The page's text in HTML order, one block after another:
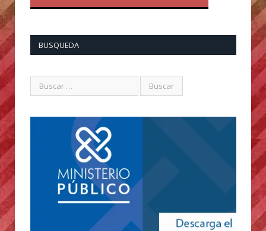
BUSQUEDA